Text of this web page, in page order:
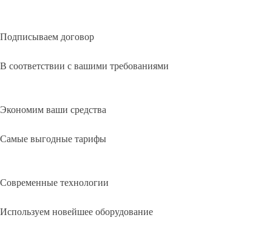
Подписываем договор
В соответствии с вашими требованиями
Экономим ваши средства
Самые выгодные тарифы
Современные технологии
Используем новейшее оборудование